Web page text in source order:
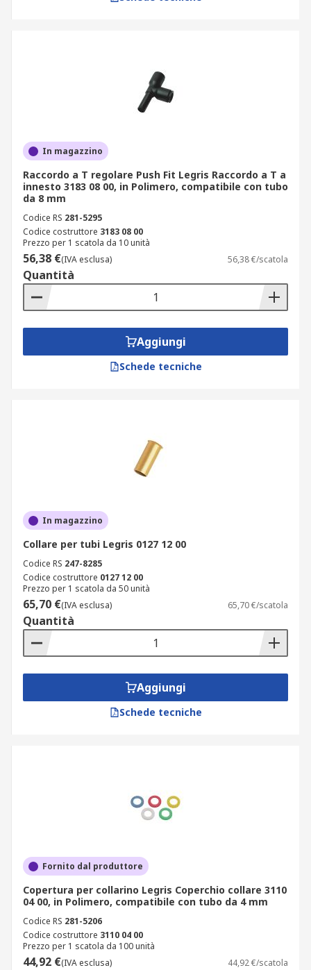
In magazzino
Raccordo a T regolare Push Fit Legris Raccordo a T a
innesto 3183 08 00, in Polimero, compatibile con tubo
da 8 mm
Codice RS 281-5295
Codice costruttore 3183 08 00
Prezzo per 1 scatola da 10 unità
56,38 €(IVA esclusa) 56,38 €/scatola
Quantità
Aggiungi
Schede tecniche
In magazzino
Collare per tubi Legris 0127 12 00
Codice RS 247-8285
Codice costruttore 0127 12 00
Prezzo per 1 scatola da 50 unità
65,70 €(IVA esclusa) 65,70 €/scatola
Quantità
Aggiungi
Schede tecniche
Fornito dal produttore
Copertura per collarino Legris Coperchio collare 3110
04 00, in Polimero, compatibile con tubo da 4 mm
Codice RS 281-5206
Codice costruttore 3110 04 00
Prezzo per 1 scatola da 100 unità
44,92 €(IVA esclusa) 44,92 €/scatola